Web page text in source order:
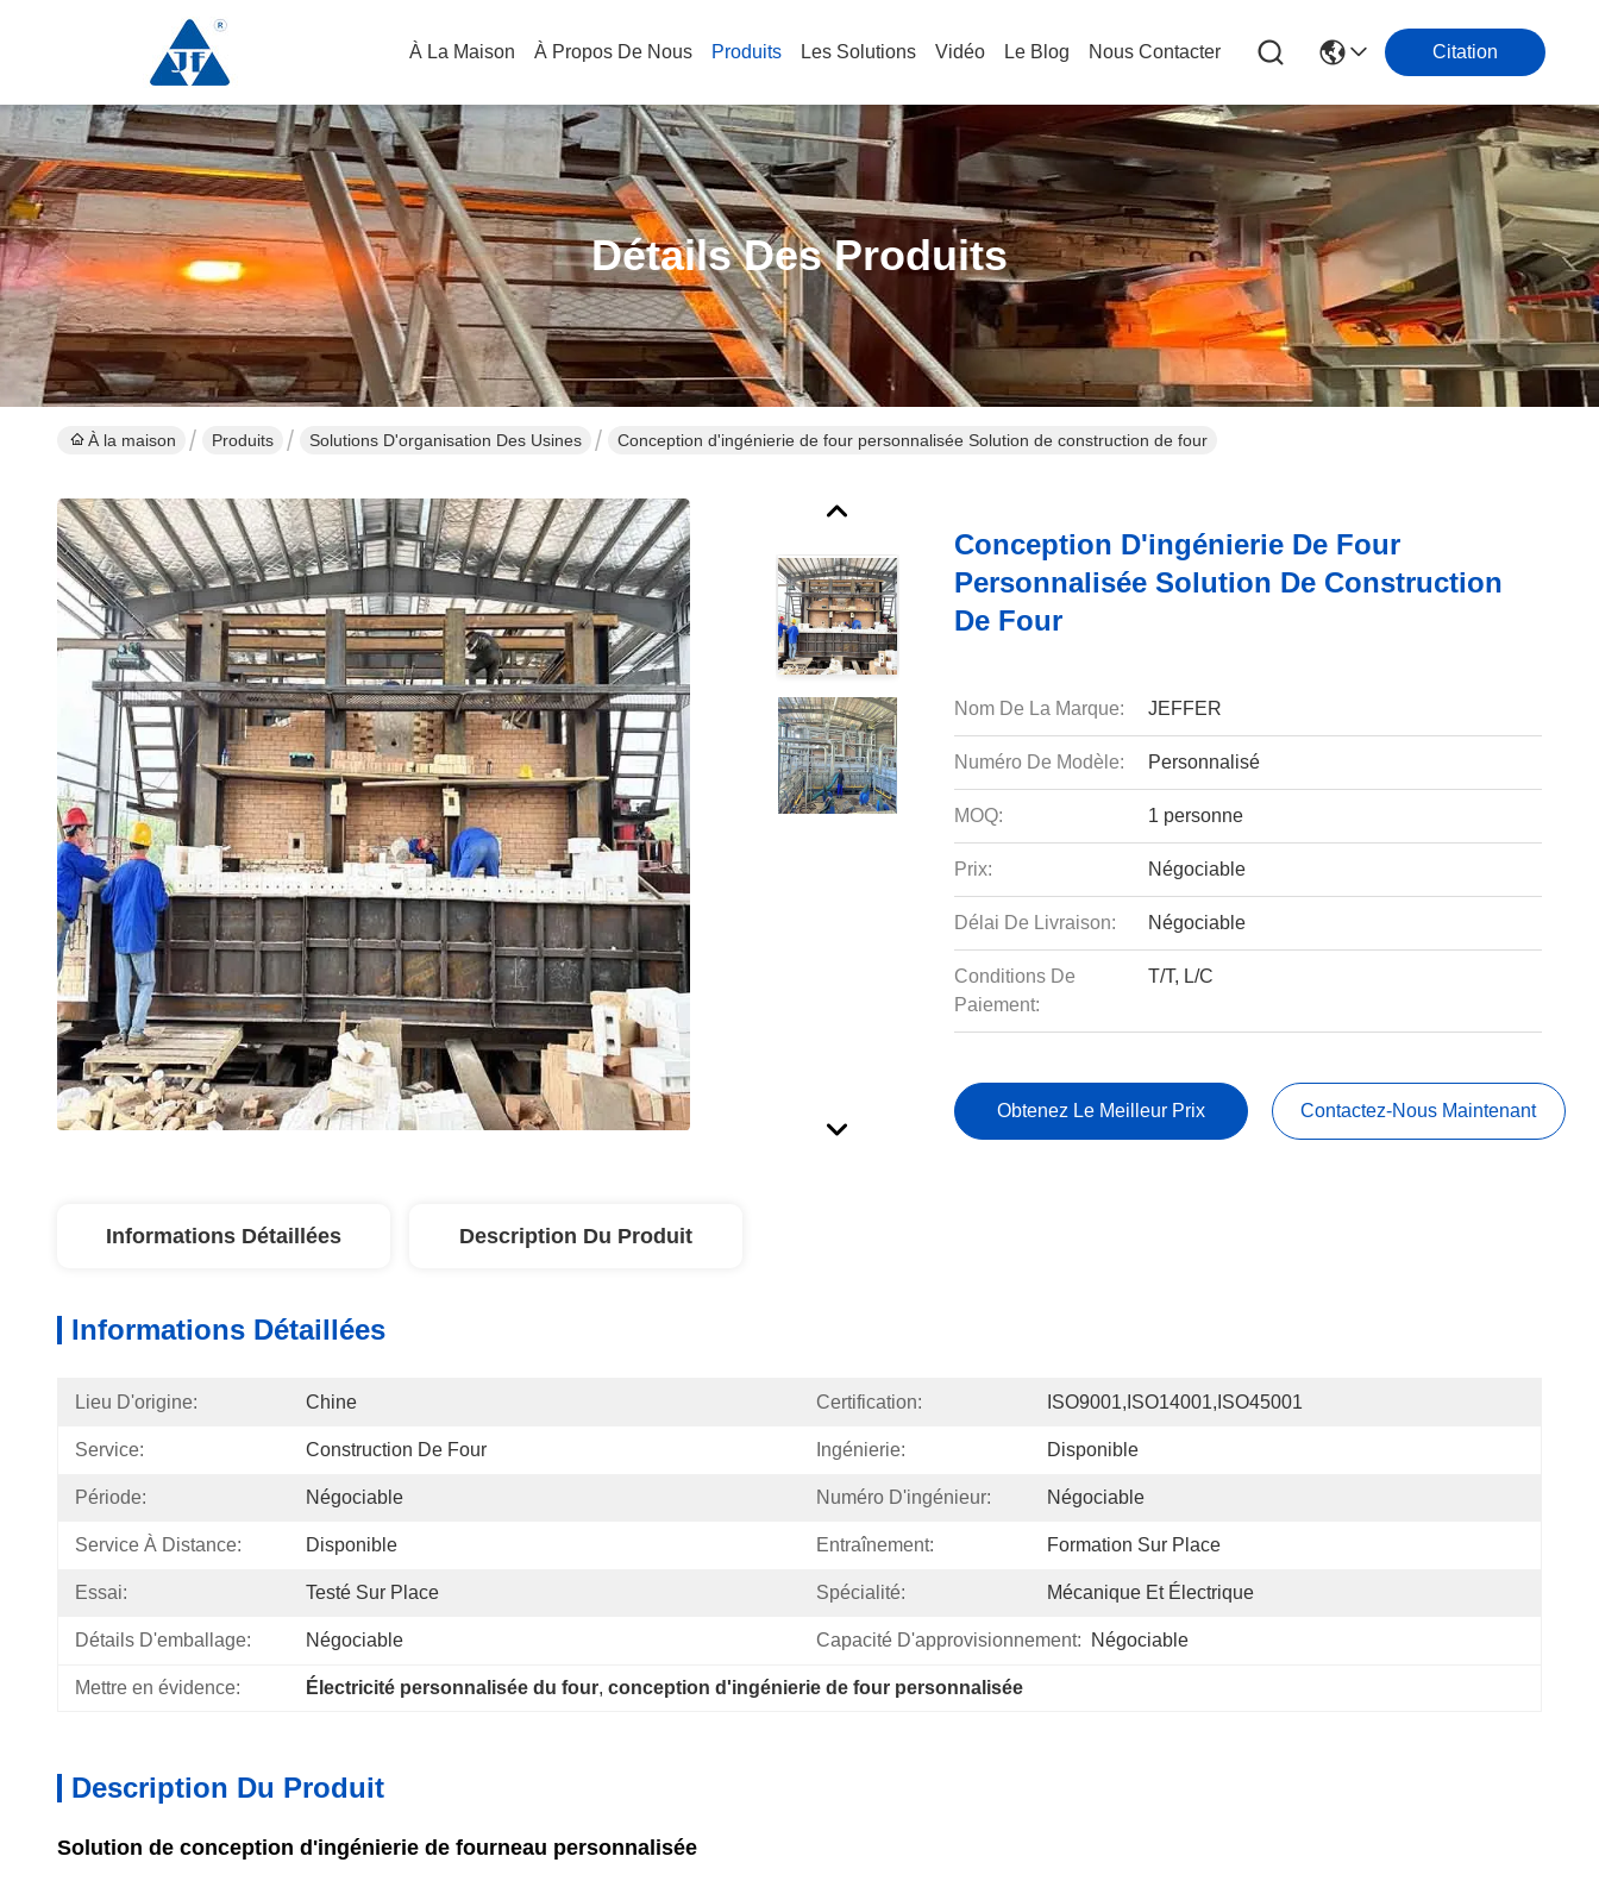
À La Maison À Propos De Nous Produits Les Solutions Vidéo Le Blog Nous Contacter Citation
Détails Des Produits
À la maison Produits Solutions D'organisation Des Usines Conception d'ingénierie de four personnalisée Solution de construction de four
Conception D'ingénierie De Four
Personnalisée Solution De Construction
De Four
Nom De La Marque: JEFFER
Numéro De Modèle: Personnalisé
MOQ: 1 personne
Prix: Négociable
Délai De Livraison: Négociable
Conditions De
Paiement:
T/T, L/C
Obtenez Le Meilleur Prix Contactez-Nous Maintenant
Informations Détaillées Description Du Produit
Informations Détaillées
Lieu D'origine: Chine Certification: ISO9001,ISO14001,ISO45001
Service: Construction De Four Ingénierie: Disponible
Période: Négociable Numéro D'ingénieur: Négociable
Service À Distance: Disponible Entraînement: Formation Sur Place
Essai: Testé Sur Place Spécialité: Mécanique Et Électrique
Détails D'emballage: Négociable Capacité D'approvisionnement: Négociable
Mettre en évidence: Électricité personnalisée du four, conception d'ingénierie de four personnalisée
Description Du Produit
Solution de conception d'ingénierie de fourneau personnalisée